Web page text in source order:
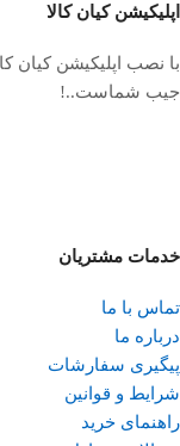
اپلیکیشن کیان کالا
با نصب اپلیکیشن کیان
جیب شماست..!
خدمات مشتریان
تماس با ما
درباره ما
پیگیری سفارشات
شرایط و قوانین
راهنمای خرید